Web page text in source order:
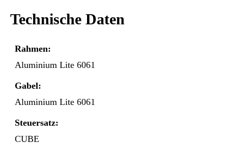
Technische Daten
Rahmen:
Aluminium Lite 6061
Gabel:
Aluminium Lite 6061
Steuersatz:
CUBE